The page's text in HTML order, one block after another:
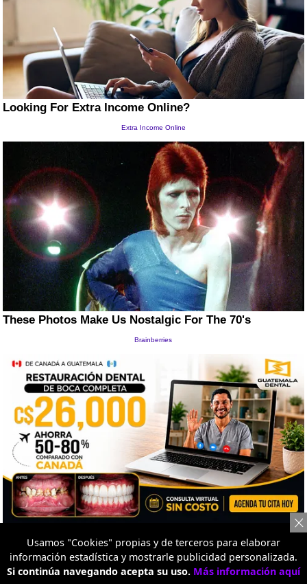
Usamos "Cookies" propias y de terceros para elaborar
información estadística y mostrarle publicidad personalizada.
Si continúa navegando acepta su uso. Más información aquí